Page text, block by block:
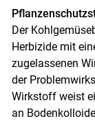
Der
Herbizide mit
zugelassenen
der
Wirkstoff weist
an